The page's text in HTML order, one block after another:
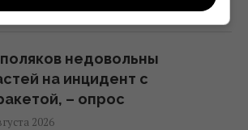
2026
недовольны
на инцидент с
– опрос
2026